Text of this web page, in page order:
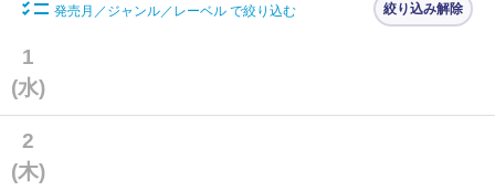
発売月／ジャンル／レーベル で絞り込む 絞り込み解除
1
(水)
2
(木)